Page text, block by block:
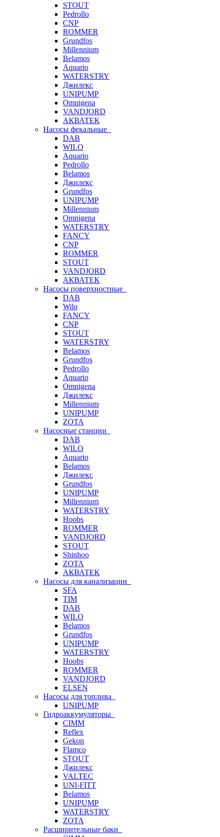
STOUT
Pedrollo
CNP
ROMMER
Grundfos
Millennium
Belamos
Aquario
WATERSTRY
Джилекс
UNIPUMP
Omnigena
VANDJORD
АКВАТЕК
Насосы фекальные
DAB
WILO
Aquario
Pedrollo
Belamos
Джилекс
Grundfos
UNIPUMP
Millennium
Omnigena
WATERSTRY
FANCY
CNP
ROMMER
STOUT
VANDJORD
АКВАТЕК
Насосы поверхностные
DAB
Wilo
FANCY
CNP
STOUT
WATERSTRY
Belamos
Grundfos
Pedrollo
Aquario
Omnigena
Джилекс
Millennium
UNIPUMP
ZOTA
Насосные станции
DAB
WILO
Aquario
Belamos
Джилекс
Grundfos
UNIPUMP
Millennium
WATERSTRY
Hoobs
ROMMER
VANDJORD
STOUT
Shinhoo
ZOTA
АКВАТЕК
Насосы для канализации
SFA
TIM
DAB
WILO
Belamos
Grundfos
UNIPUMP
WATERSTRY
Hoobs
ROMMER
VANDJORD
ELSEN
Насосы для топлива
UNIPUMP
Гидроаккумуляторы
CIMM
Reflex
Gekon
Flamco
STOUT
Джилекс
VALTEC
UNI-FITT
Belamos
UNIPUMP
WATERSTRY
ZOTA
Расширительные баки